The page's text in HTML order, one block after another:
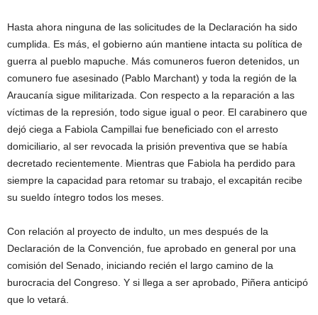
Hasta ahora ninguna de las solicitudes de la Declaración ha sido
cumplida. Es más, el gobierno aún mantiene intacta su política de
guerra al pueblo mapuche. Más comuneros fueron detenidos, un
comunero fue asesinado (Pablo Marchant) y toda la región de la
Araucanía sigue militarizada. Con respecto a la reparación a las
víctimas de la represión, todo sigue igual o peor. El carabinero que
dejó ciega a Fabiola Campillai fue beneficiado con el arresto
domiciliario, al ser revocada la prisión preventiva que se había
decretado recientemente. Mientras que Fabiola ha perdido para
siempre la capacidad para retomar su trabajo, el excapitán recibe
su sueldo íntegro todos los meses.
Con relación al proyecto de indulto, un mes después de la
Declaración de la Convención, fue aprobado en general por una
comisión del Senado, iniciando recién el largo camino de la
burocracia del Congreso. Y si llega a ser aprobado, Piñera anticipó
que lo vetará.